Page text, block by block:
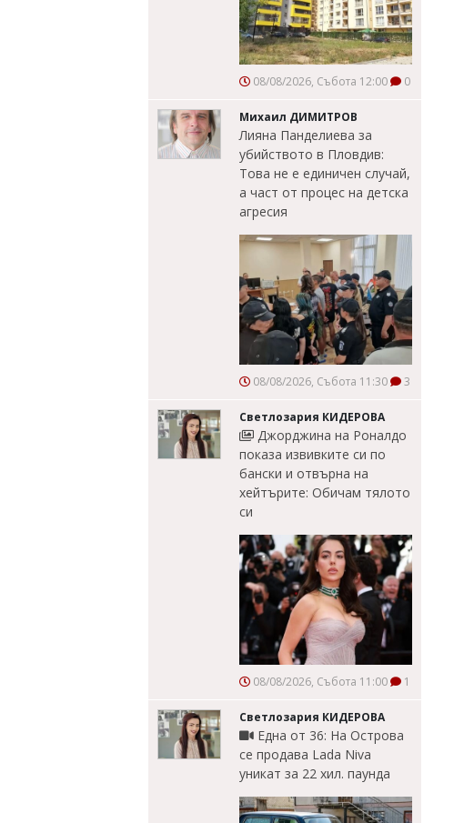
08/08/2026, Събота 12:00 0
Михаил ДИМИТРОВ
Лияна Панделиева за
убийството в Пловдив:
Това не е единичен случай,
а част от процес на детска
агресия
08/08/2026, Събота 11:30 3
Светлозария КИДЕРОВА
Джорджина на Роналдо
показа извивките си по
бански и отвърна на
хейтърите: Обичам тялото
си
08/08/2026, Събота 11:00 1
Светлозария КИДЕРОВА
Една от 36: На Острова
се продава Lada Niva
уникат за 22 хил. паунда